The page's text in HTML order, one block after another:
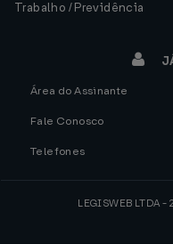
Trabalho / Previdência
Área do Assinante
Fale Conosco
Telefones
LEGISWEB LTDA -